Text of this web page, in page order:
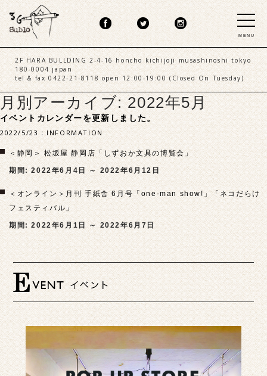
MENU
2F HARA BULLDING 2-4-16 honcho kichijoji musashinoshi tokyo
180-0004 japan
tel & fax 0422-21-8118 open 12:00-19:00 (Closed On Tuesday)
月別アーカイブ: 2022年5月
イベントカレンダーを更新しました。
2022/5/23 : INFORMATION
＜静岡＞ 松坂屋 静岡店「しずおか文具の博覧会」
期間: 2022年6月4日 ～ 2022年6月12日
＜オンライン＞月刊 手紙舎 6月号「one-man show!」「ネコだらけ
フェスティバル」
期間: 2022年6月1日 ～ 2022年6月7日